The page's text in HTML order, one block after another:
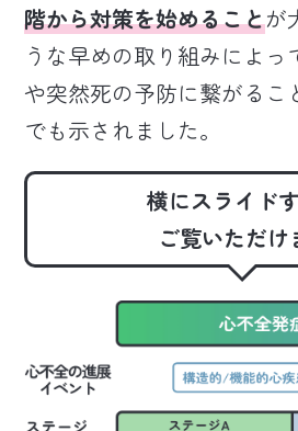
階から対策を始めることが
うな早めの取り組みによっ
や突然死の予防に繋がるこ
でも示されました。
横にスライド
ご覧いただけ